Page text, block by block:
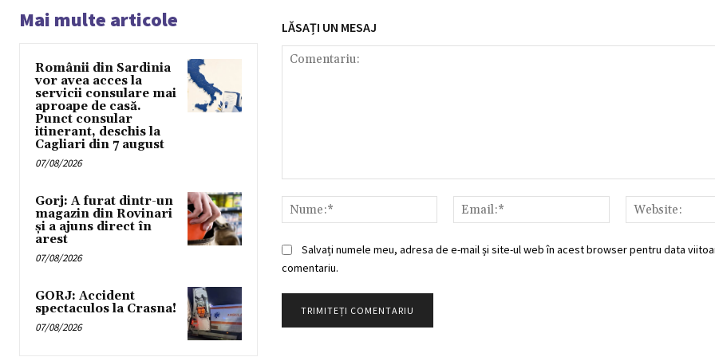
Mai multe articole
Românii din Sardinia
vor avea acces la
servicii consulare mai
aproape de casă.
Punct consular
itinerant, deschis la
Cagliari din 7 august
07/08/2026
Gorj: A furat dintr-un
magazin din Rovinari
și a ajuns direct în
arest
07/08/2026
GORJ: Accident
spectaculos la Crasna!
07/08/2026
LĂSAȚI UN MESAJ
Nume:*
Email:*
Salvați numele meu, adresa de e-mail și site-ul web în acest browser pentru data
comentariu.